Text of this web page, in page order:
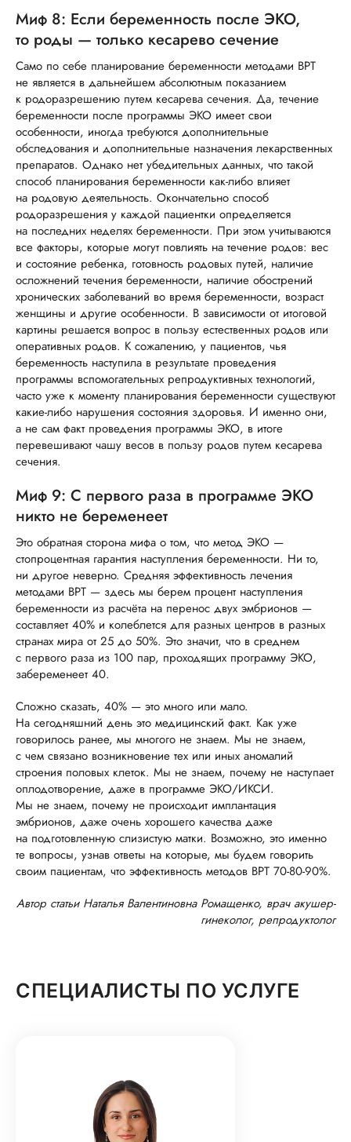
Миф 8: Если беременность после ЭКО,
то роды — только кесарево сечение
Само по себе планирование беременности методами ВРТ
не является в дальнейшем абсолютным показанием
к родоразрешению путем кесарева сечения. Да, течение
беременности после программы ЭКО имеет свои
особенности, иногда требуются дополнительные
обследования и дополнительные назначения лекарственных
препаратов. Однако нет убедительных данных, что такой
способ планирования беременности как-либо влияет
на родовую деятельность. Окончательно способ
родоразрешения у каждой пациентки определяется
на последних неделях беременности. При этом учитываются
все факторы, которые могут повлиять на течение родов: вес
и состояние ребенка, готовность родовых путей, наличие
осложнений течения беременности, наличие обострений
хронических заболеваний во время беременности, возраст
женщины и другие особенности. В зависимости от итоговой
картины решается вопрос в пользу естественных родов или
оперативных родов. К сожалению, у пациентов, чья
беременность наступила в результате проведения
программы вспомогательных репродуктивных технологий,
часто уже к моменту планирования беременности существуют
какие-либо нарушения состояния здоровья. И именно они,
а не сам факт проведения программы ЭКО, в итоге
перевешивают чашу весов в пользу родов путем кесарева
сечения.
Миф 9: С первого раза в программе ЭКО
никто не беременеет
Это обратная сторона мифа о том, что метод ЭКО —
стопроцентная гарантия наступления беременности. Ни то,
ни другое неверно. Средняя эффективность лечения
методами ВРТ — здесь мы берем процент наступления
беременности из расчёта на перенос двух эмбрионов —
составляет 40% и колеблется для разных центров в разных
странах мира от 25 до 50%. Это значит, что в среднем
с первого раза из 100 пар, проходящих программу ЭКО,
забеременеет 40.
Сложно сказать, 40% — это много или мало.
На сегодняшний день это медицинский факт. Как уже
говорилось ранее, мы многого не знаем. Мы не знаем,
с чем связано возникновение тех или иных аномалий
строения половых клеток. Мы не знаем, почему не наступает
оплодотворение, даже в программе ЭКО/ИКСИ.
Мы не знаем, почему не происходит имплантация
эмбрионов, даже очень хорошего качества даже
на подготовленную слизистую матки. Возможно, это именно
те вопросы, узнав ответы на которые, мы будем говорить
своим пациентам, что эффективность методов ВРТ 70-80-90%.
Автор статьи Наталья Валентиновна Ромащенко, врач акушер-
гинеколог, репродуктолог
СПЕЦИАЛИСТЫ ПО УСЛУГЕ